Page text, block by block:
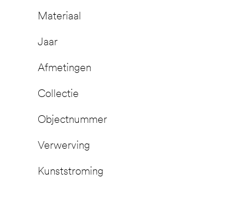
Materiaal
Jaar
Afmetingen
Collectie
Objectnummer
Verwerving
Kunststroming